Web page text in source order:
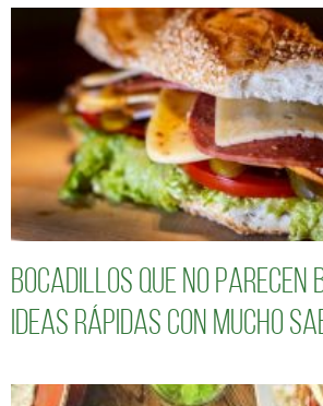
Bocadillos que no parecen
ideas rápidas con mucho